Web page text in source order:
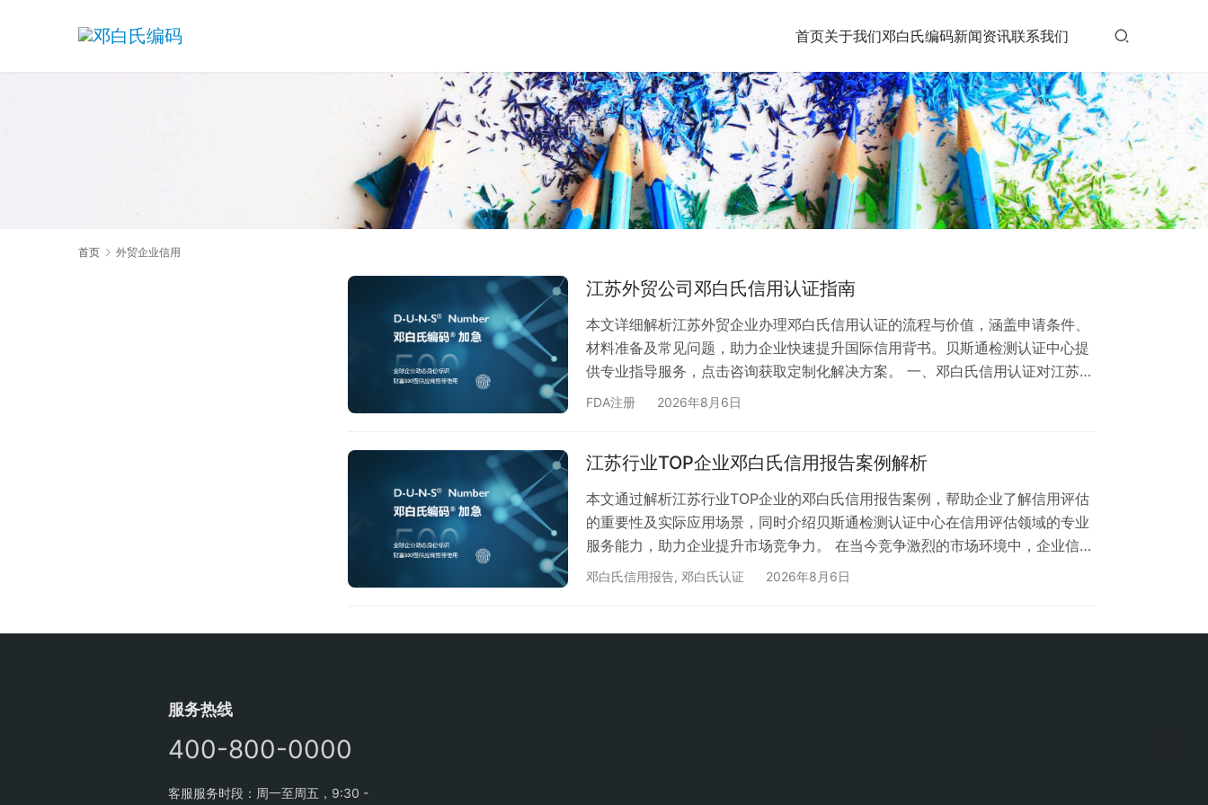
首页关于我们邓白氏编码新闻资讯联系我们
首页 外贸企业信用
江苏外贸公司邓白氏信用认证指南
本文详细解析江苏外贸企业办理邓白氏信用认证的流程与价值，涵盖申请条件、
材料准备及常见问题，助力企业快速提升国际信用背书。贝斯通检测认证中心提
供专业指导服务，点击咨询获取定制化解决方案。 一、邓白氏信用认证对江苏外
贸企业的重要性 作为全球权威的商业信用评估体系，邓白氏信用认证能显著提升
质。 二、江苏企业认证核心流程 1. 前期材料准备 企业营业执照（需中英文对…
FDA注册 2026年8月6日
江苏行业TOP企业邓白氏信用报告案例解析
本文通过解析江苏行业TOP企业的邓白氏信用报告案例，帮助企业了解信用评估
的重要性及实际应用场景，同时介绍贝斯通检测认证中心在信用评估领域的专业
服务能力，助力企业提升市场竞争力。 在当今竞争激烈的市场环境中，企业信用
已成为衡量企业综合实力的重要指标之一。江苏作为我国经济发达省份，众多行
核心价值 邓白氏信用报告作为国际公认的商业信用评估工具，能够全面反映企
邓白氏信用报告, 邓白氏认证 2026年8月6日
服务热线
400-800-0000
客服服务时段：周一至周五，9:30 -